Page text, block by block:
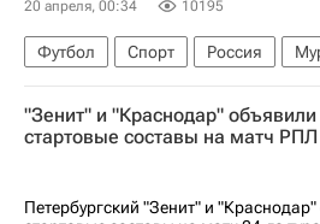
20 апреля, 00:34 10195
Футбол Спорт Россия
Хуан Боселли
Илья Петров
Краснодар
Балтика
"Зенит" и "Краснодар" объявили
стартовые составы на матч РПЛ
Петербургский "Зенит" и